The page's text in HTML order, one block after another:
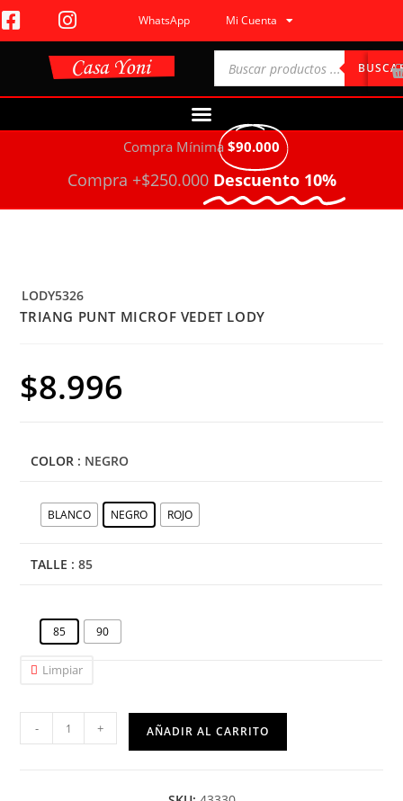
WhatsApp Mi Cuenta
Compra Mínima $90.000
Compra +$250.000 Descuento 10%
LODY5326
TRIANG PUNT MICROF VEDET LODY
$8.996
COLOR : NEGRO
BLANCO NEGRO ROJO
TALLE : 85
85 90
Limpiar
- + AÑADIR AL CARRITO